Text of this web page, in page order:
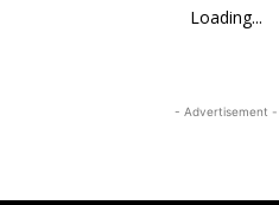
Loading...
- Advertisement -